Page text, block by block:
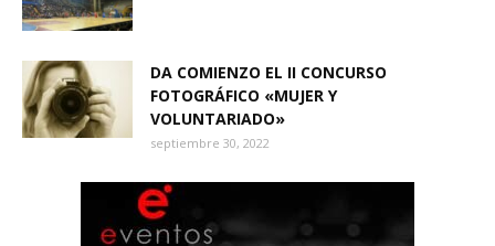
DA COMIENZO EL II CONCURSO
FOTOGRÁFICO «MUJER Y
VOLUNTARIADO»
septiembre 30, 2022